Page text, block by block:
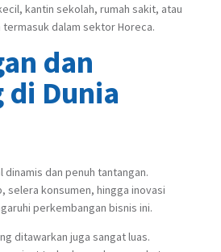
kantin sekolah, rumah sakit, atau
dalam sektor Horeca.
dan
di Dunia
dan penuh tantangan.
selera konsumen, hingga inovasi
perkembangan bisnis ini.
ditawarkan juga sangat luas.